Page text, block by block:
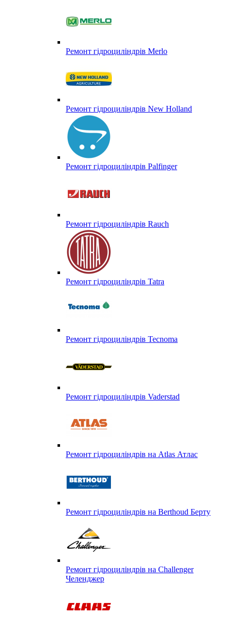
Ремонт гідроциліндрів Merlo
Ремонт гідроциліндрів New Holland
Ремонт гідроциліндрів Palfinger
Ремонт гідроциліндрів Rauch
Ремонт гідроциліндрів Tatra
Ремонт гідроциліндрів Tecnoma
Ремонт гідроциліндрів Vaderstad
Ремонт гідроциліндрів на Atlas Атлас
Ремонт гідроциліндрів на Berthoud Берту
Ремонт гідроциліндрів на Challenger
Челенджер